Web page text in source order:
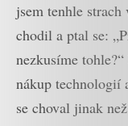
jsem tenhle
chodil a ptal se:
nezkusíme
nákup technologií
se choval jinak